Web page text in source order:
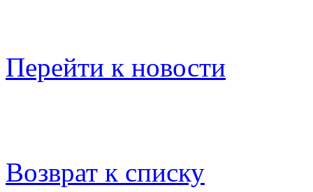
Перейти к новости
Возврат к списку